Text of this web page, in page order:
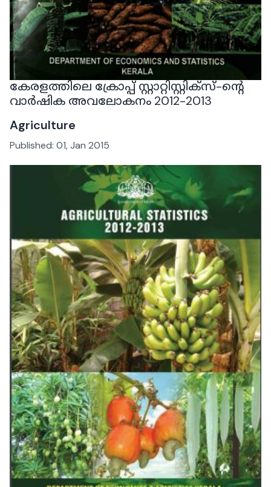
കേരളത്തിലെ ക്രോപ്പ് സ്റ്റാറ്റിസ്റ്റിക്‌സ്-ന്റെ
വാർഷിക അവലോകനം 2012-2013
Agriculture
Published: 01, Jan 2015